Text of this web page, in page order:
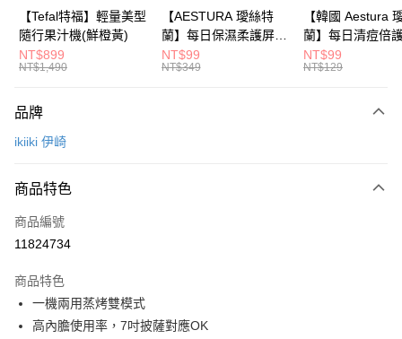
臺灣中小企業銀行
台中商業銀行
匯豐（台灣）商業銀行
華泰商業銀行
聯邦商業銀行
遠東國際商業銀行
元大商業銀行
台灣樂天信用卡公司
國泰世華商業銀行
兆豐國際商業銀行
臺灣中小企業銀行
台中商業銀行
匯豐（台灣）商業銀行
聯邦商業銀行
玉山商業銀行
台灣樂天信用卡公司
大哥付你分期
相關說明
【大哥付你分期使用說明】
2.付款方式選擇「大哥付你分期」，訂單成立後會自動跳轉到大哥付的交易
流程，驗證手機門號後，選擇欲分期的期數、繳款截止日，確認付款後即完
成交易。
消。如遇「轉專審核」未通過狀況，表示未達大哥付你分期系統評分，恕無
【繳款方式說明】
醒簡訊。
帳／街口支付／iPASS MONEY」等通路繳費。
1.本服務係由「台灣大哥大股份有限公司」（以下簡稱本公司）所提供，讓
每筆NT$80，滿NT$799(含以上)免運費
【Tefal特福】輕量美型
隨行果汁機(鮮橙黃)
NT$899
NT$1,490
【AESTURA 璦絲特
蘭】每日保濕柔護屏障
修護霜 30ml
NT$99
NT$349
【韓國 Aestura
蘭】每日清痘倍
潔面泡沫 30g
NT$99
NT$129
品牌
ikiiki 伊崎
商品特色
商品編號
11824734
商品特色
一機兩用蒸烤雙模式
高內膽使用率，7吋披薩對應OK